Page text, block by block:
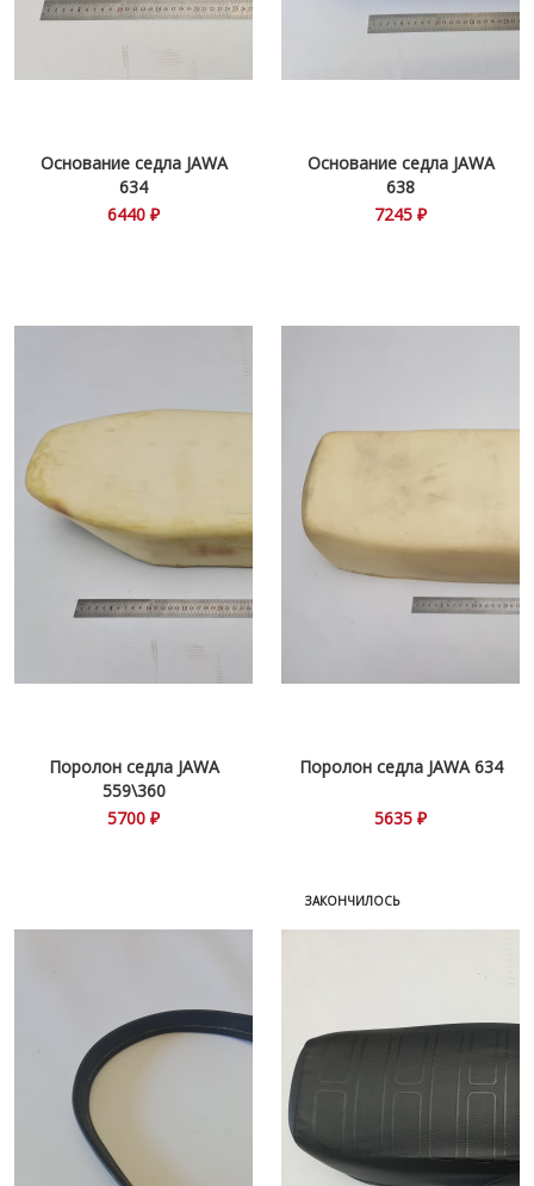
Основание седла JAWA
634
6440 ₽
Основание седла JAWA
638
7245 ₽
Поролон седла JAWA
559\360
5700 ₽
Поролон седла JAWA 634
5635 ₽
ЗАКОНЧИЛОСЬ